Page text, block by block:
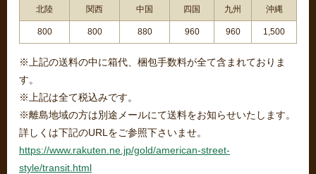
北陸 関西 中国 四国 九州 沖縄
800 800 880 960 960 1,500
※上記の送料の中に箱代、梱包手数料が全て含まれておりま
す。
※上記は全て税込みです。
※離島地域の方は別途メールにて送料をお知らせいたします。
詳しくは下記のURLをご参照下さいませ。
https://www.rakuten.ne.jp/gold/american-street-
style/transit.html